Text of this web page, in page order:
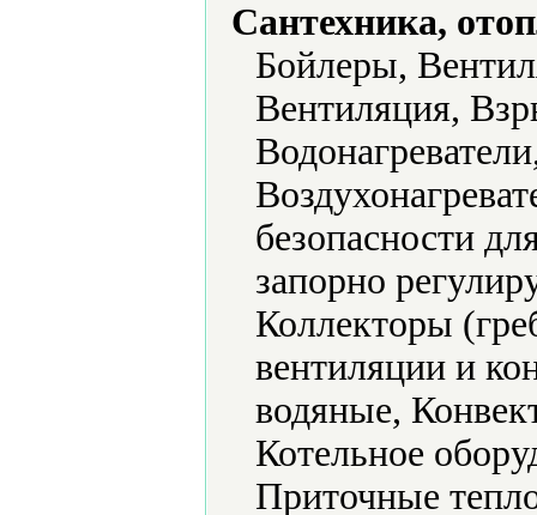
Сантехника,
Бойлеры,
Вентиляция,
безопасности
запорно
Коллекторы
вентиляции и
водяные,
Котельное
Приточные